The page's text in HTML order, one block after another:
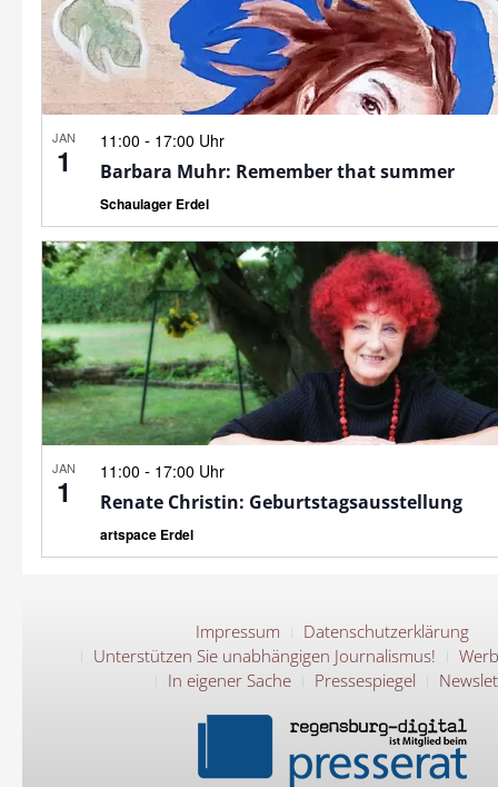
JAN
1
11:00 - 17:00 Uhr
Barbara Muhr: Remember that summer
Schaulager Erdel
JAN
1
11:00 - 17:00 Uhr
Renate Christin: Geburtstagsausstellung
artspace Erdel
Impressum
Datenschutzerklärung
Unterstützen Sie unabhängigen Journalismus!
In eigener Sache
Pressespiegel